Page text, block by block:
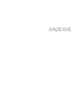
ANZEIGE